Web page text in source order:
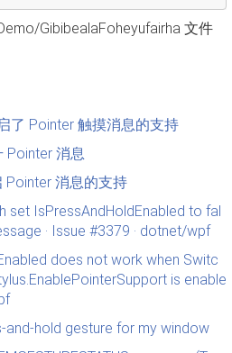
GibibealaFoheyufairha 文件
了 Pointer 触摸消息的支持
Pointer 消息
Pointer 消息的支持
set IsPressAndHoldEnabled to fal
· Issue #3379 · dotnet/wpf
does not work when Switc
is enable
and-hold gesture for my window